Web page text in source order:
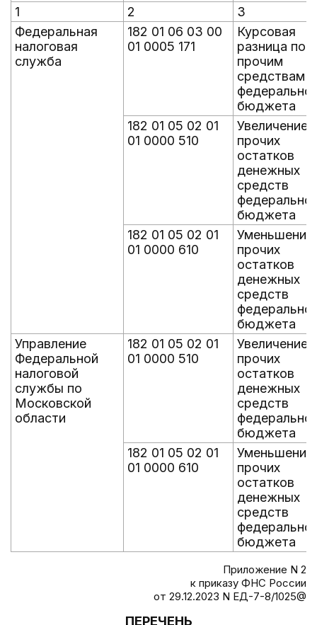
1 2
3
Федеральная
налоговая
служба
182 01 06 03 00
01 0005 171
Курсовая
разница по
прочим
средствам
бюджета
182 01 05 02 01
01 0000 510
Увеличение
прочих
остатков
денежных
средств
бюджета
182 01 05 02 01
01 0000 610
Уменьшение
прочих
остатков
денежных
средств
бюджета
Управление
Федеральной
налоговой
службы по
Московской
области
182 01 05 02 01
01 0000 510
Увеличение
прочих
остатков
денежных
средств
бюджета
182 01 05 02 01
01 0000 610
Уменьшение
прочих
остатков
денежных
средств
бюджета
Приложение N 2
к приказу ФНС России
от 29.12.2023 N ЕД-7-8/1025@
ПЕРЕЧЕНЬ